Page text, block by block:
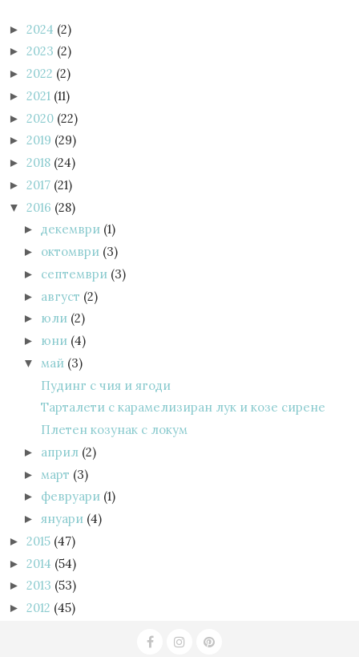
► 2024 (2)
► 2023 (2)
► 2022 (2)
► 2021 (11)
► 2020 (22)
► 2019 (29)
► 2018 (24)
► 2017 (21)
▼ 2016 (28)
► декември (1)
► октомври (3)
► септември (3)
► август (2)
► юли (2)
► юни (4)
▼ май (3)
Пудинг с чия и ягоди
Тарталети с карамелизиран лук и козе сирене
Плетен козунак с локум
► април (2)
► март (3)
► февруари (1)
► януари (4)
► 2015 (47)
► 2014 (54)
► 2013 (53)
► 2012 (45)